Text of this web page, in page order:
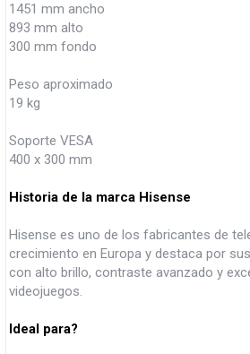
1451 mm ancho
893 mm alto
300 mm fondo
Peso aproximado
19 kg
Soporte VESA
400 x 300 mm
Historia de la marca Hisense
Hisense es uno de los fabricantes de
crecimiento en Europa y destaca por
con alto brillo, contraste avanzado y
videojuegos.
Ideal para?